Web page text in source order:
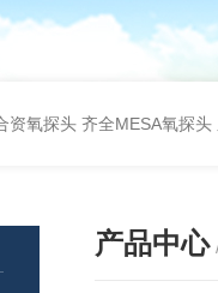
资氧探头 齐全MESA氧探头
产品中心